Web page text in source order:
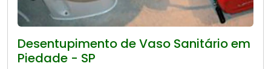
Desentupimento de Vaso Sanitário em
Piedade - SP